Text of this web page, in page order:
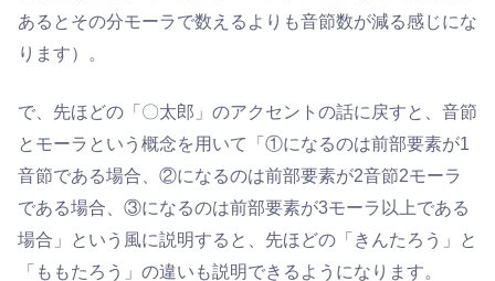
あるとその分モーラで数えるよりも音節数が減る感じにな
ります）。
で、先ほどの「〇太郎」のアクセントの話に戻すと、音節
とモーラという概念を用いて「①になるのは前部要素が1
音節である場合、②になるのは前部要素が2音節2モーラ
である場合、③になるのは前部要素が3モーラ以上である
場合」という風に説明すると、先ほどの「きんたろう」と
「ももたろう」の違いも説明できるようになります。